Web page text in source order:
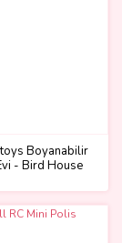
Boyanabilir
- Bird House